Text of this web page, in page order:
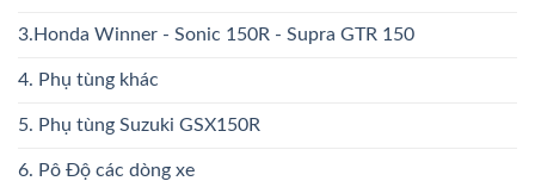
3.Honda Winner - Sonic 150R - Supra GTR 150
4. Phụ tùng khác
5. Phụ tùng Suzuki GSX150R
6. Pô Độ các dòng xe